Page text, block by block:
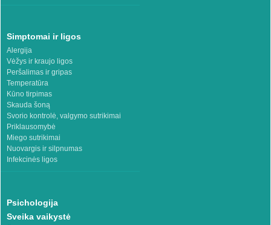
Simptomai ir ligos
Alergija
Vėžys ir kraujo ligos
Peršalimas ir gripas
Temperatūra
Kūno tirpimas
Skauda šoną
Svorio kontrolė, valgymo sutrikimai
Priklausomybė
Miego sutrikimai
Nuovargis ir silpnumas
Infekcinės ligos
Psichologija
Sveika vaikystė